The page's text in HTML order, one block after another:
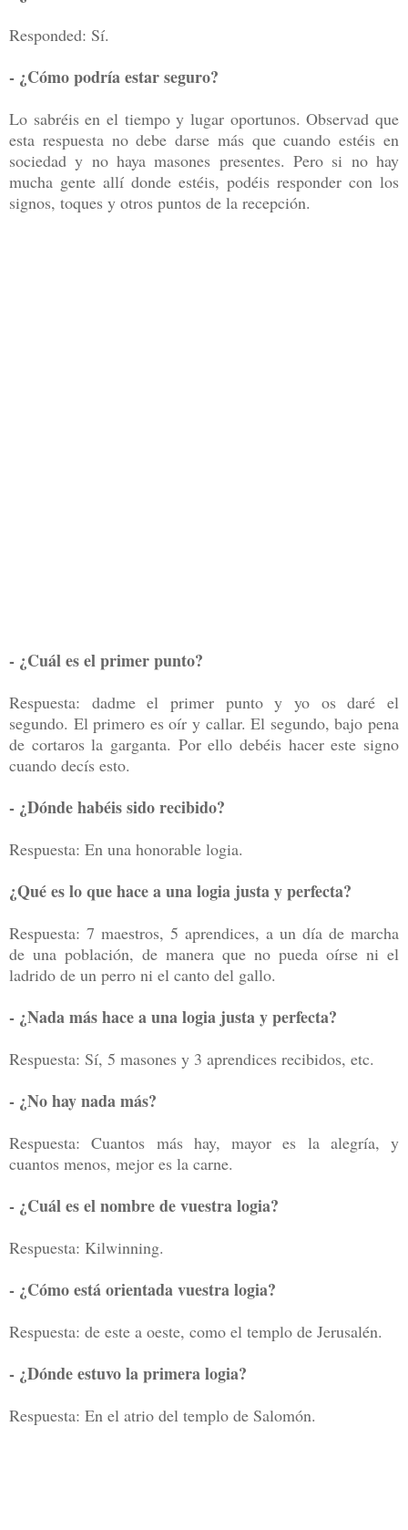
Responded: Sí.
- ¿Cómo podría estar seguro?
Lo sabréis en el tiempo y lugar oportunos. Observad que
esta respuesta no debe darse más que cuando estéis en
sociedad y no haya masones presentes. Pero si no hay
mucha gente allí donde estéis, podéis responder con los
signos, toques y otros puntos de la recepción.
- ¿Cuál es el primer punto?
Respuesta: dadme el primer punto y yo os daré el
segundo. El primero es oír y callar. El segundo, bajo pena
de cortaros la garganta. Por ello debéis hacer este signo
cuando decís esto.
- ¿Dónde habéis sido recibido?
Respuesta: En una honorable logia.
¿Qué es lo que hace a una logia justa y perfecta?
Respuesta: 7 maestros, 5 aprendices, a un día de marcha
de una población, de manera que no pueda oírse ni el
ladrido de un perro ni el canto del gallo.
- ¿Nada más hace a una logia justa y perfecta?
Respuesta: Sí, 5 masones y 3 aprendices recibidos, etc.
- ¿No hay nada más?
Respuesta: Cuantos más hay, mayor es la alegría, y
cuantos menos, mejor es la carne.
- ¿Cuál es el nombre de vuestra logia?
Respuesta: Kilwinning.
- ¿Cómo está orientada vuestra logia?
Respuesta: de este a oeste, como el templo de Jerusalén.
- ¿Dónde estuvo la primera logia?
Respuesta: En el atrio del templo de Salomón.